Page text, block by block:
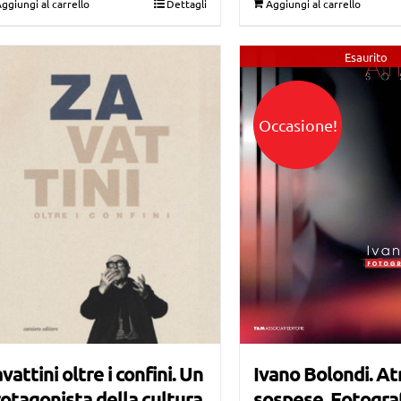
al carrello Dettagli
€22,00.€15,00.
Aggiungi al carrello
oltre i confini. Un
Esaurito
Occasione!
Ivano Bolondi.